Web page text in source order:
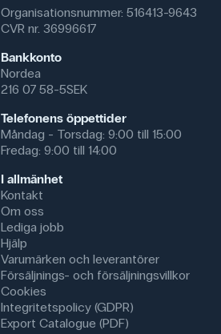
Organisationsnummer: 516413-9643
CVR nr. 36996617
Bankkonto
Nordea
216 07 58-5SEK
Telefonens öppettider
Måndag - Torsdag: 9:00 till 15:00
Fredag: 9:00 till 14:00
I allmänhet
Kontakt
Om oss
Lediga jobb
Hjälp
Varumärken och leverantörer
Försäljnings- och försäljningsvillkor
Cookies
Integritetspolicy (GDPR)
Export Catalogue (PDF)